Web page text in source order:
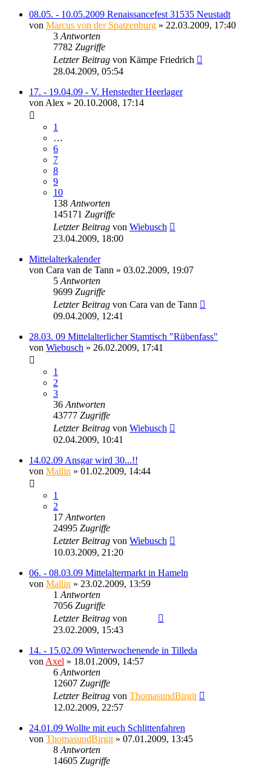
08.05. - 10.05.2009 Renaissancefest 31535 Neustadt
von Marcus von der Spatzenburg » 22.03.2009, 17:40
3Antworten
7782 Zugriffe
Letzter Beitrag von Kämpe Friedrich
28.04.2009, 05:54
17. - 19.04.09 - V. Henstedter Heerlager
vonAlex » 20.10.2008, 17:14
1
…
6
7
8
9
10
138Antworten
145171 Zugriffe
Letzter Beitrag von Wiebusch
23.04.2009, 18:00
Mittelalterkalender
von Cara van de Tann » 03.02.2009, 19:07
5Antworten
9699 Zugriffe
Letzter Beitrag von Cara van de Tann
09.04.2009, 12:41
28.03. 09 Mittelalterlicher Stamtisch "Rübenfass"
von Wiebusch » 26.02.2009, 17:41
1
2
3
36Antworten
43777 Zugriffe
Letzter Beitrag von Wiebusch
02.04.2009, 10:41
14.02.09 Ansgar wird 30...!!
von Mallin » 01.02.2009, 14:44
1
2
17Antworten
24995 Zugriffe
Letzter Beitrag von Wiebusch
10.03.2009, 21:20
06. - 08.03.09 Mittelaltermarkt in Hameln
von Mallin » 23.02.2009, 13:59
1Antworten
7056 Zugriffe
Letzter Beitrag von
23.02.2009, 15:43
14. - 15.02.09 Winterwochenende in Tilleda
vonAxel » 18.01.2009, 14:57
6Antworten
12607 Zugriffe
Letzter Beitrag von ThomasundBirgit
12.02.2009, 22:57
24.01.09 Wollte mit euch Schlittenfahren
von ThomasundBirgit» 07.01.2009, 13:45
8Antworten
14605 Zugriffe